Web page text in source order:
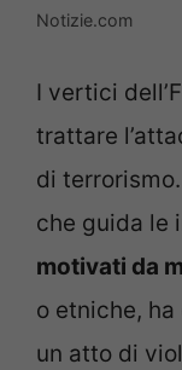
Notizie.com
I vertici
trattare
di
che guida le
motivati da
o etniche,
un atto di